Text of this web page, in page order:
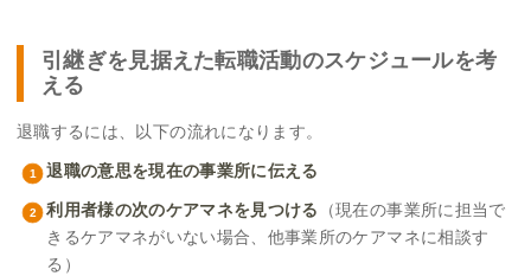
引継ぎを見据えた転職活動のスケジュールを考
える
退職するには、以下の流れになります。
退職の意思を現在の事業所に伝える
利用者様の次のケアマネを見つける
（現在の事業所に担当で
きるケアマネがいない場合、他事業所のケアマネに相談す
る）